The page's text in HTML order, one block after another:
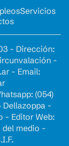
Servicios
- Dirección:
-
- Email:
(054)
Dellazoppa -
- Editor Web:
del medio -